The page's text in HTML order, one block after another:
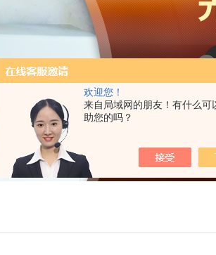
欢迎您！
来自局域网的朋友！有什么可
助您的吗？